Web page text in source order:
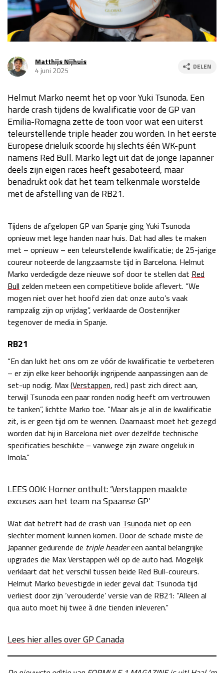
Race
za 13:00 - 15:00
Kwalificatie
za 23:00 - 00:00
Race
zo 21:00 - 23:00
GP MEXICO 2026 30 okt - 01 nov
Kwalificatie
za 22:00 - 23:00
Race
zo 21:00 - 23:00
Kwalificatie
za 19:00 - 20:00
Race
zo 18:00 - 20:00
Kwalificatie
za 05:00 - 06:00
Race
zo 05:00 - 07:00
Kwalificatie
za 19:00 - 20:00
Race
zo 17:00 - 19:00
GP ABU DHABI 2026 04 - 06 dec
Kwalificatie
za 15:00 - 16:00
Race
zo 14:00 - 16:00
Matthijs Nijhuis
4 juni 2025
DELEN
Helmut Marko neemt het op voor Yuki Tsunoda. Een
harde crash tijdens de kwalificatie voor de GP van
Emilia-Romagna zette de toon voor wat een uiterst
teleurstellende triple header zou worden. In het eerste
Europese drieluik scoorde hij slechts één WK-punt
namens Red Bull. Marko legt uit dat de jonge Japanner
deels zijn eigen races heeft gesaboteerd, maar
benadrukt ook dat het team telkenmale worstelde
met de afstelling van de RB21.
Tijdens de afgelopen GP van Spanje ging Yuki Tsunoda
opnieuw met lege handen naar huis. Dat had alles te maken
met – opnieuw – een teleurstellende kwalificatie; de 25-jarige
coureur noteerde de langzaamste tijd in Barcelona. Helmut
Marko verdedigde deze nieuwe sof door te stellen dat Red
Bull zelden meteen een competitieve bolide aflevert. “We
mogen niet over het hoofd zien dat onze auto’s vaak
rampzalig zijn op vrijdag”, verklaarde de Oostenrijker
tegenover de media in Spanje.
RB21
“En dan lukt het ons om ze vóór de kwalificatie te verbeteren
– er zijn elke keer behoorlijk ingrijpende aanpassingen aan de
set-up nodig. Max (Verstappen, red.) past zich direct aan,
terwijl Tsunoda een paar ronden nodig heeft om vertrouwen
te tanken”, lichtte Marko toe. “Maar als je al in de kwalificatie
zit, is er geen tijd om te wennen. Daarnaast moet het gezegd
worden dat hij in Barcelona niet over dezelfde technische
specificaties beschikte – vanwege zijn zware ongeluk in
Imola.”
LEES OOK:Horner onthult: ‘Verstappen maakte
excuses aan het team na Spaanse GP’
Wat dat betreft had de crash van Tsunodaniet op een
slechter moment kunnen komen. Door de schade miste de
Japanner gedurende de triple headereen aantal belangrijke
upgrades die Max Verstappen wél op de auto had. Mogelijk
verklaart dat het verschil tussen beide Red Bull-coureurs.
Helmut Marko bevestigde in ieder geval dat Tsunoda tijd
verliest door zijn ‘verouderde’ versie van de RB21: “Alleen al
qua auto moet hij twee à drie tienden inleveren.”
Lees hier alles over GP Canada